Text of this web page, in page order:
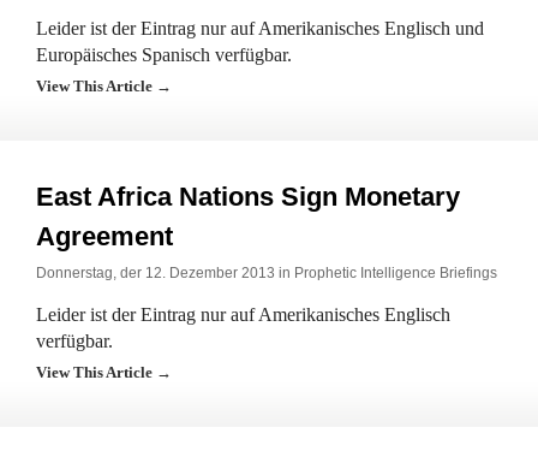
Leider ist der Eintrag nur auf Amerikanisches Englisch und
Europäisches Spanisch verfügbar.
View This Article →
East Africa Nations Sign Monetary
Agreement
Donnerstag, der 12. Dezember 2013 in Prophetic Intelligence Briefings
Leider ist der Eintrag nur auf Amerikanisches Englisch
verfügbar.
View This Article →